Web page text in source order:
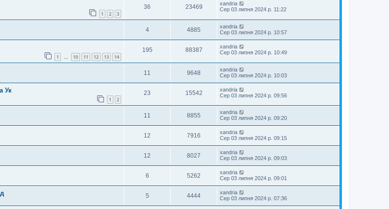
1 2 3
36 23469
xandria
Сер 03 липня 2024 р. 11:22
4 4885
xandria
Сер 03 липня 2024 р. 10:57
1 … 10 11 12 13 14
195 88387
xandria
Сер 03 липня 2024 р. 10:49
11 9648
xandria
Сер 03 липня 2024 р. 10:03
Ук
1 2
23 15542
xandria
Сер 03 липня 2024 р. 09:56
11 8855
xandria
Сер 03 липня 2024 р. 09:20
12 7916
xandria
Сер 03 липня 2024 р. 09:15
12 8027
xandria
Сер 03 липня 2024 р. 09:03
6 5262
xandria
Сер 03 липня 2024 р. 09:01
5 4444
xandria
Сер 03 липня 2024 р. 07:36